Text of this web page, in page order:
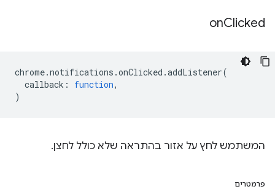
onClicked
chrome.notifications .onClicked .addListener(
callback : function,
)
המשתמש לחץ על אזור בהתראה שלא כולל לחצן.
פרמטרים